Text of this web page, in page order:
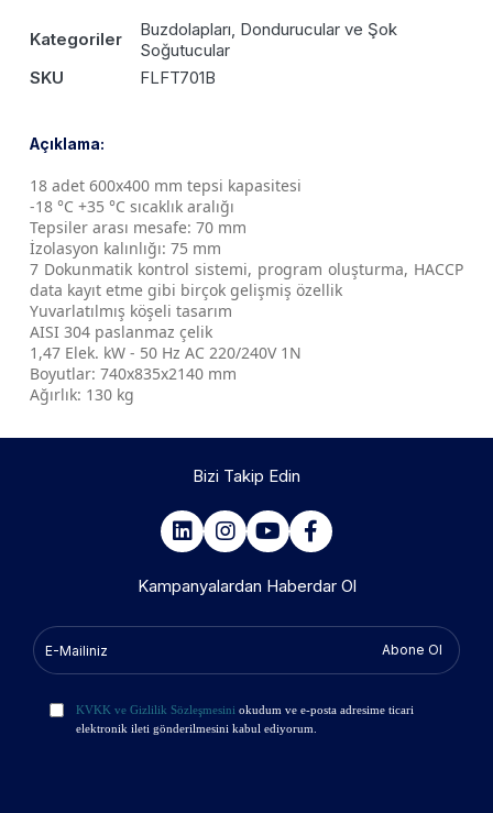
Kategoriler
Buzdolapları, Dondurucular ve Şok
Soğutucular
SKU
FLFT701B
Açıklama:
18 adet 600x400 mm tepsi kapasitesi
-18 °C +35 °C sıcaklık aralığı
Tepsiler arası mesafe: 70 mm
İzolasyon kalınlığı: 75 mm
7 Dokunmatik kontrol sistemi, program oluşturma, HACCP
data kayıt etme gibi birçok gelişmiş özellik
Yuvarlatılmış köşeli tasarım
AISI 304 paslanmaz çelik
1,47 Elek. kW - 50 Hz AC 220/240V 1N
Boyutlar: 740x835x2140 mm
Ağırlık: 130 kg
Bizi Takip Edin
Kampanyalardan Haberdar Ol
Abone Ol
KVKK ve Gizlilik Sözleşmesini okudum ve e-posta adresime ticari
elektronik ileti gönderilmesini kabul ediyorum.